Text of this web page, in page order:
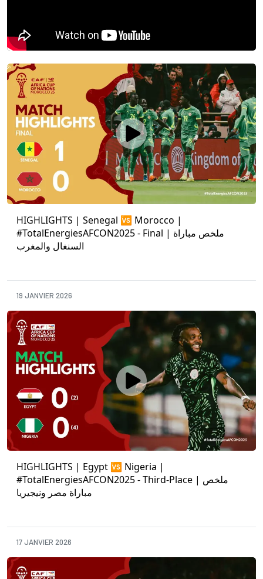
HIGHLIGHTS | Senegal 🆚 Morocco |
#TotalEnergiesAFCON2025 - Final | ملخص مباراة
السنغال والمغرب
19 JANVIER 2026
HIGHLIGHTS | Egypt 🆚 Nigeria |
#TotalEnergiesAFCON2025 - Third-Place | ملخص
مباراة مصر ونيجيريا
17 JANVIER 2026